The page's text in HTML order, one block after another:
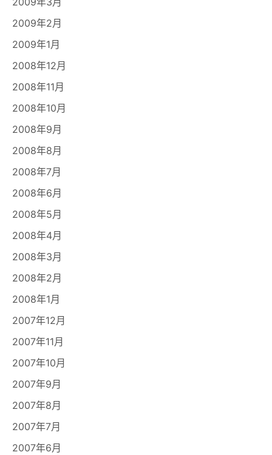
2009年2月
2009年1月
2008年12月
2008年11月
2008年10月
2008年9月
2008年8月
2008年7月
2008年6月
2008年5月
2008年4月
2008年3月
2008年2月
2008年1月
2007年12月
2007年11月
2007年10月
2007年9月
2007年8月
2007年7月
2007年6月